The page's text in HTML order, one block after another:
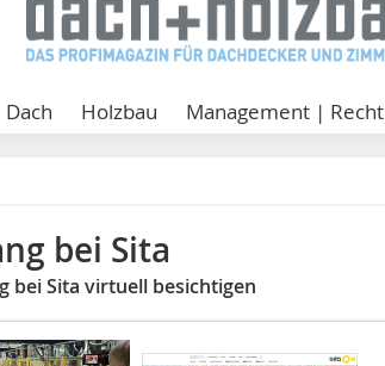
Dach Holzbau Management | Recht
bei Sita
bei Sita virtuell besichtigen